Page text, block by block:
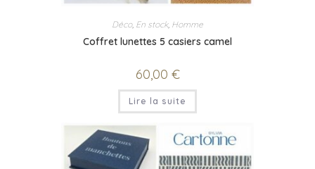
Déco, En stock, Homme
Coffret lunettes 5 casiers camel
60,00 €
Lire la suite